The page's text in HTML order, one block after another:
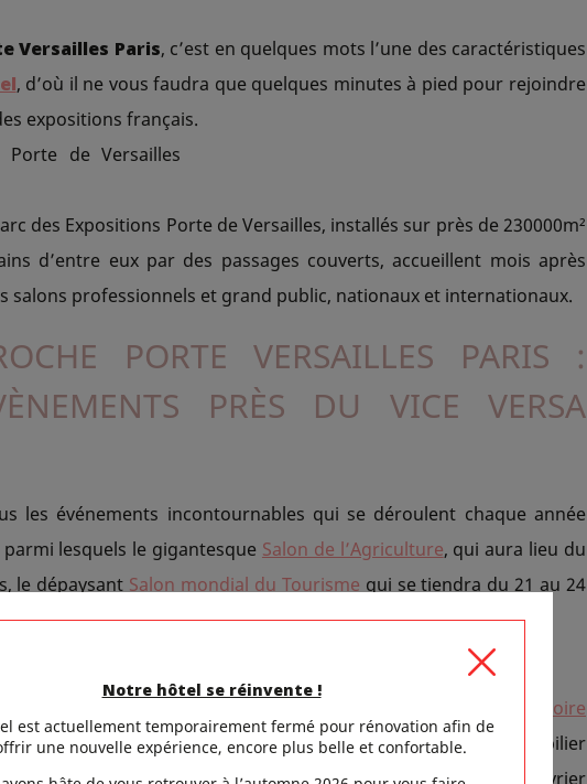
Versailles Paris, c’est en quelques mots l’une des caractéristiques
, d’où il ne vous faudra que quelques minutes à pied pour rejoindre
expositions français.
des Expositions Porte de Versailles, installés sur près de 230000m²
d’entre eux par des passages couverts, accueillent mois après
salons professionnels et grand public, nationaux et internationaux.
PORTE VERSAILLES PARIS :
PRÈS DU VICE VERSA
les événements incontournables qui se déroulent chaque année
lesquels le gigantesque Salon de l’Agriculture, qui aura lieu du
le dépaysant Salon mondial du Tourisme qui se tiendra du 21 au 24
Salon du Livre, organisé du 22 au 25 mars.
également le
Foire
et à l’automne, ou encore leSalon du Golfet celui de l’immobilier
très fréquentéSalon de l’Etudiantest programmé du 15 au 17 février
Notre hôtel se réinvente !
est actuellement temporairement fermé pour rénovation afin de
une nouvelle expérience, encore plus belle et confortable.